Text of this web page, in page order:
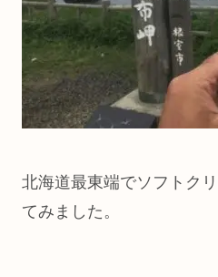
北海道最東端でソフトク
てみました。